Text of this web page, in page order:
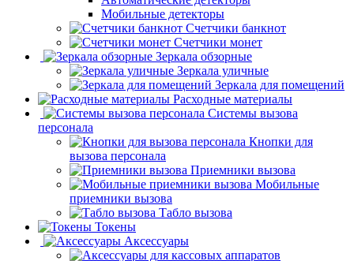
Мобильные детекторы
Счетчики банкнот
Счетчики монет
Зеркала обзорные
Зеркала уличные
Зеркала для помещений
Расходные материалы
Системы вызова
персонала
Кнопки для
вызова персонала
Приемники вызова
Мобильные
приемники вызова
Табло вызова
Токены
Аксессуары